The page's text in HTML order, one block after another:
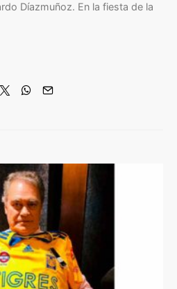
Díazmuñoz. En la fiesta de la